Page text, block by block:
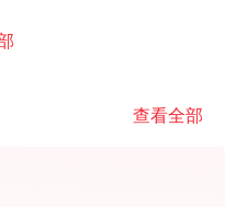
查看全部